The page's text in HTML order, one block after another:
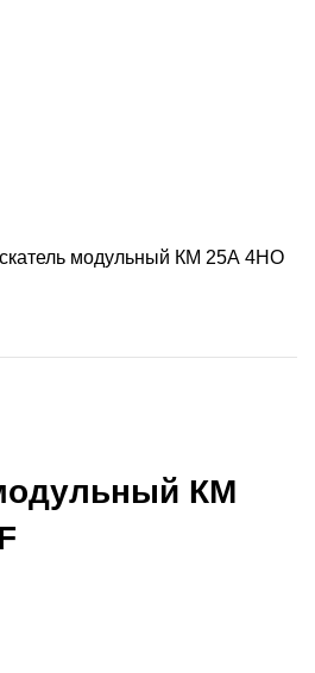
модульный КМ 25А 4НО
КМ